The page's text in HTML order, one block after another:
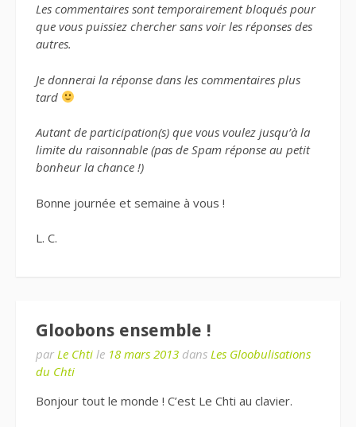
Les commentaires sont temporairement bloqués pour
que vous puissiez chercher sans voir les réponses des
autres.
Je donnerai la réponse dans les commentaires plus
tard
Autant de participation(s) que vous voulez jusqu’à la
limite du raisonnable (pas de Spam réponse au petit
bonheur la chance !)
Bonne journée et semaine à vous !
L. C.
Gloobons ensemble !
par Le Chti le 18 mars 2013 dans Les Gloobulisations
du Chti
Bonjour tout le monde ! C’est Le Chti au clavier.